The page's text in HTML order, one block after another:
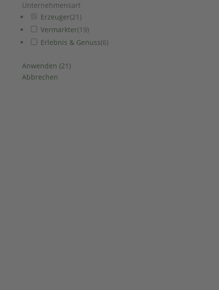
Unternehmensart
Erzeuger(21 )
Vermarkter(19)
Erlebnis & Genuss(6)
Anwenden (21 )
Abbrechen